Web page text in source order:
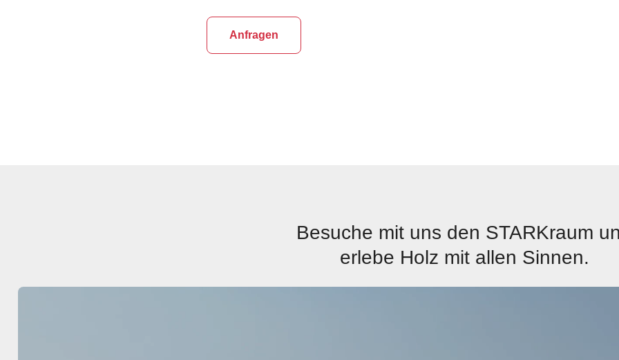
Anfragen
Besuche mit uns den STARKraum
erlebe Holz mit allen Sinnen.